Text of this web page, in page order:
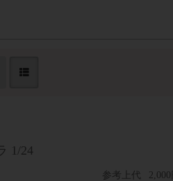
1/24
参考上代 2,000